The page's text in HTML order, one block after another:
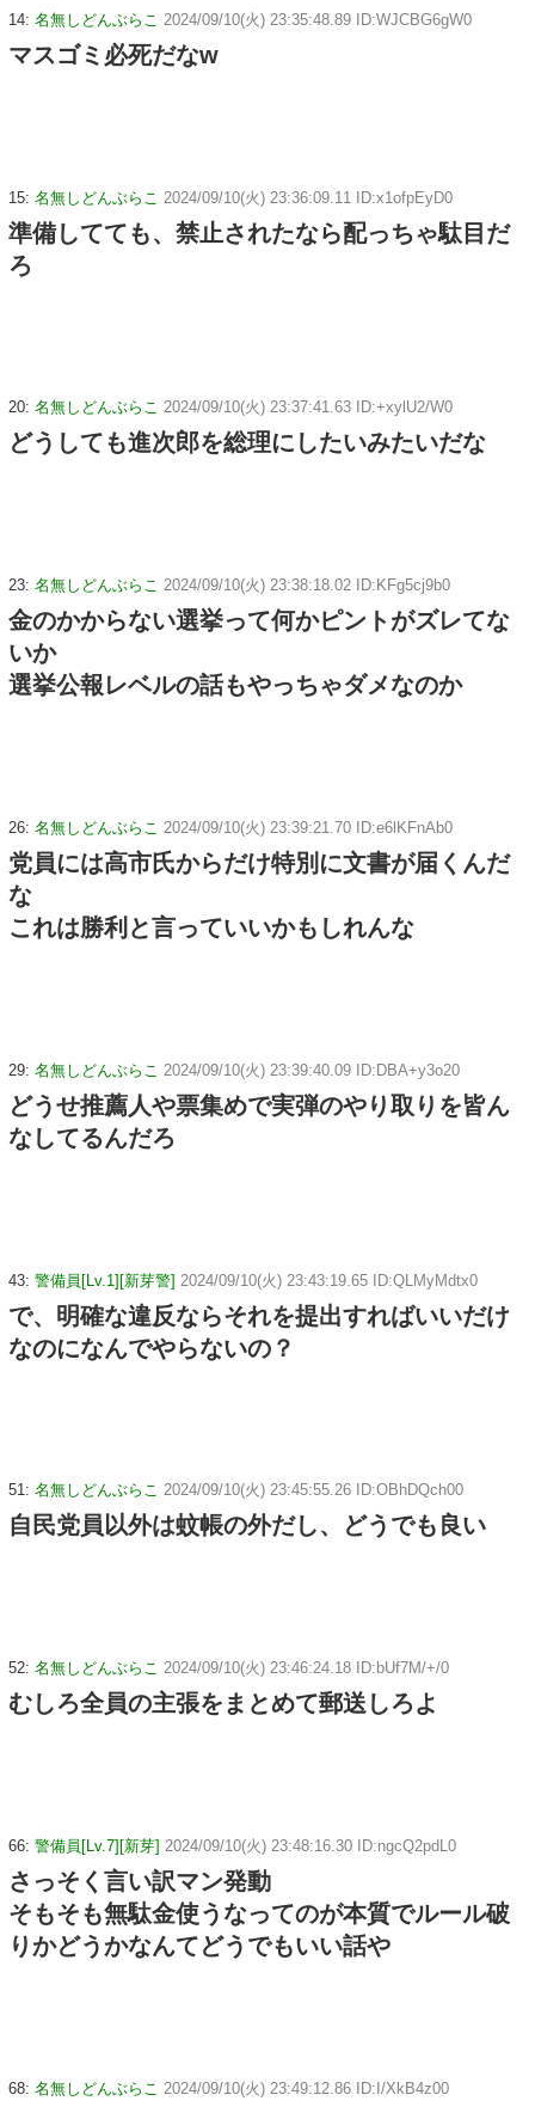
14: 名無しどんぶらこ 2024/09/10(火) 23:35:48.89 ID:WJCBG6gW0
マスゴミ必死だなw
15: 名無しどんぶらこ 2024/09/10(火) 23:36:09.11 ID:x1ofpEyD0
準備してても、禁止されたなら配っちゃ駄目だ
ろ
20: 名無しどんぶらこ 2024/09/10(火) 23:37:41.63 ID:+xylU2/W0
どうしても進次郎を総理にしたいみたいだな
23: 名無しどんぶらこ 2024/09/10(火) 23:38:18.02 ID:KFg5cj9b0
金のかからない選挙って何かピントがズレてな
いか
選挙公報レベルの話もやっちゃダメなのか
26: 名無しどんぶらこ 2024/09/10(火) 23:39:21.70 ID:e6lKFnAb0
党員には高市氏からだけ特別に文書が届くんだ
な
これは勝利と言っていいかもしれんな
29: 名無しどんぶらこ 2024/09/10(火) 23:39:40.09 ID:DBA+y3o20
どうせ推薦人や票集めで実弾のやり取りを皆ん
なしてるんだろ
43: 警備員[Lv.1][新芽警] 2024/09/10(火) 23:43:19.65 ID:QLMyMdtx0
で、明確な違反ならそれを提出すればいいだけ
なのになんでやらないの？
51: 名無しどんぶらこ 2024/09/10(火) 23:45:55.26 ID:OBhDQch00
自民党員以外は蚊帳の外だし、どうでも良い
52: 名無しどんぶらこ 2024/09/10(火) 23:46:24.18 ID:bUf7M/+/0
むしろ全員の主張をまとめて郵送しろよ
66: 警備員[Lv.7][新芽] 2024/09/10(火) 23:48:16.30 ID:ngcQ2pdL0
さっそく言い訳マン発動
そもそも無駄金使うなってのが本質でルール破
りかどうかなんてどうでもいい話や
68: 名無しどんぶらこ 2024/09/10(火) 23:49:12.86 ID:I/XkB4z00